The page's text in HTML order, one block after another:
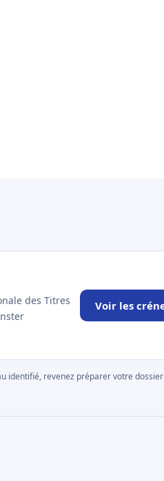
des Titres
Voir les
identifié, revenez préparer votre